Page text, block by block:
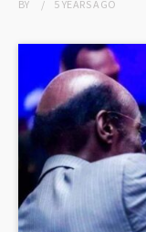
BY 5 YEARSAGO